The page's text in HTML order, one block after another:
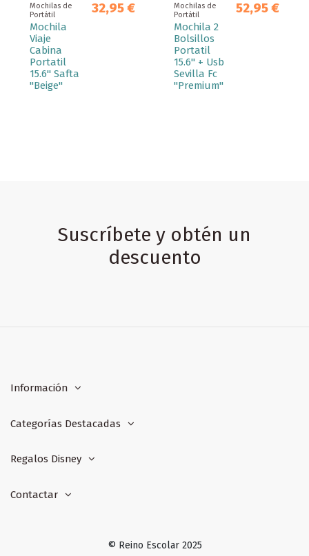
Mochilas de
Portátil
Mochila
Viaje
Cabina
Portatil
15.6'' Safta
"Beige"
32,95 €
Mochilas de
Portátil
Mochila 2
Bolsillos
Portatil
15.6'' + Usb
Sevilla Fc
"Premium"
52,95 €
Suscríbete y obtén un
descuento
Información
Categorías Destacadas
Regalos Disney
Contactar
© Reino Escolar 2025